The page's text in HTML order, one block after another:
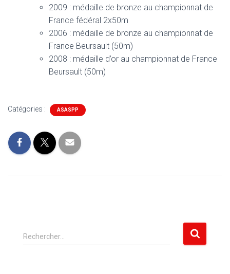
2009 : médaille de bronze au championnat de
France fédéral 2x50m
2006 : médaille de bronze au championnat de
France Beursault (50m)
2008 : médaille d’or au championnat de France
Beursault (50m)
Catégories : ASASPP
R
e
Rechercher…